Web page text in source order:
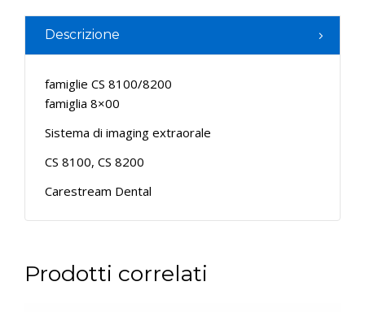
Descrizione
famiglie CS 8100/8200
famiglia 8×00
Sistema di imaging extraorale
CS 8100, CS 8200
Carestream Dental
Prodotti correlati